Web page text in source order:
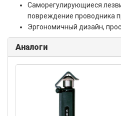
Саморегулирующиеся
повреждение проводника
Эргономичный дизайн,
Аналоги